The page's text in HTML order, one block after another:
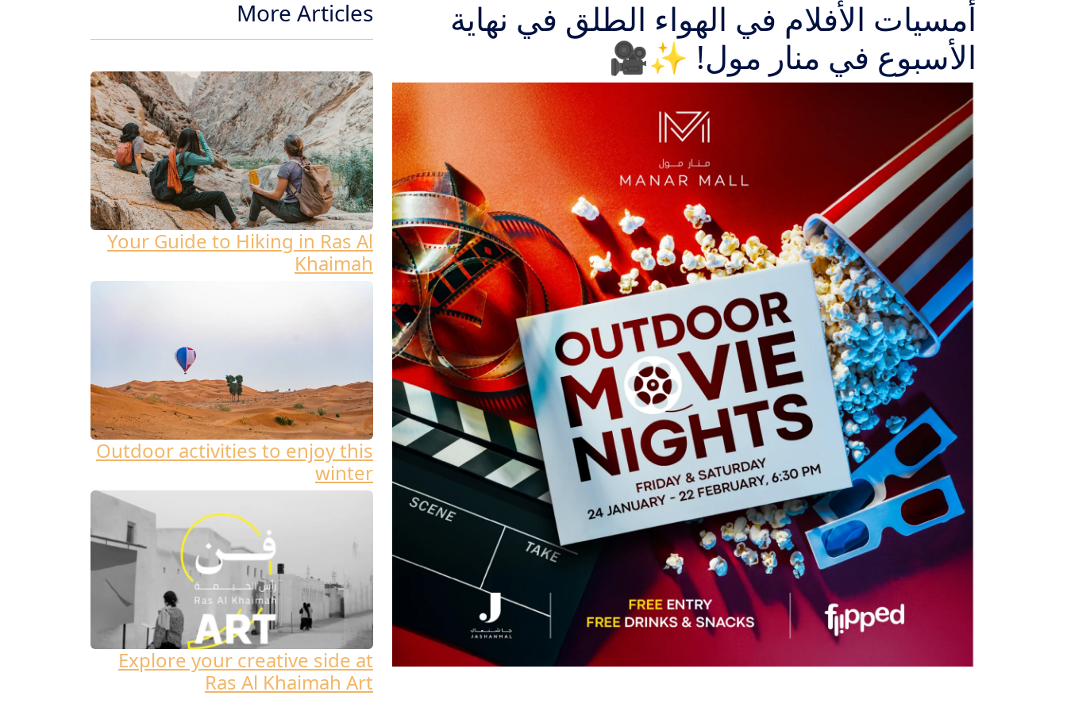
أمسيات الأفلام في الهواء الطلق في نهاية
الأسبوع في منار مول! ✨🎥
More Articles
Your Guide to Hiking in Ras Al
Khaimah
Outdoor activities to enjoy this
winter
Explore your creative side at
Ras Al Khaimah Art